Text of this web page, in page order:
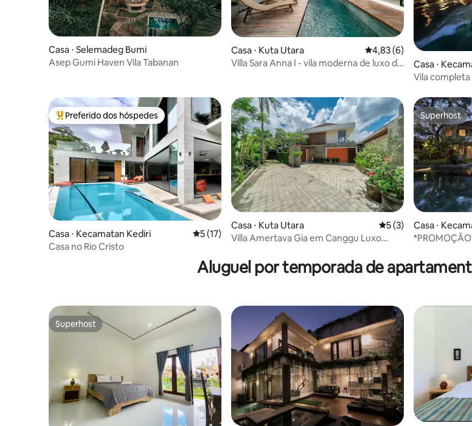
Casa ⋅ Selemadeg Bumi
Asep Gumi Haven Vila Tabanan
Casa ⋅ Kuta Utara 4,83 de uma avaliação
4,83 (6)
Villa Sara Anna I - vila moderna de luxo de
Casa ⋅
Vila
Entre os melhores preferidos dos hóspedes
Preferido dos hóspedes
Casa ⋅ Kecamatan Kediri 5 de uma avaliação média de 5, 17 avaliações
5 (17)
Casa no Rio Cristo
Casa ⋅ Kuta Utara 5 de uma avaliação
5 (3)
Villa Amertava Gia em Canggu Luxo
Superhost
Superhost
Casa ⋅
Aluguel por temporada de
Superhost
Superhost